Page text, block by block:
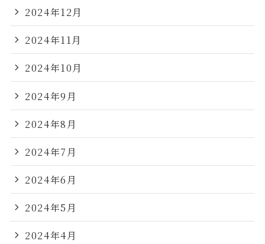
2024年12月
2024年11月
2024年10月
2024年9月
2024年8月
2024年7月
2024年6月
2024年5月
2024年4月